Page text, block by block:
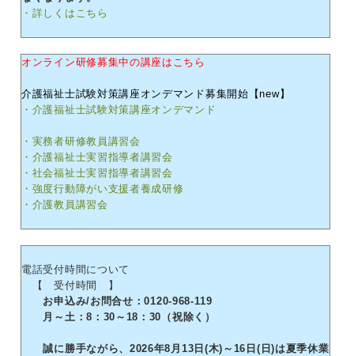
・詳しくはこちら
オンライン研修募集中の講座はこちら
介護福祉士試験対策講座オンデマンド募集開始【new】
・介護福祉士試験対策講座オンデマンド
・実務者研修教員講習会
・介護福祉士実習指導者講習会
・社会福祉士実習指導者講習会
・強度行動障がい支援者養成研修
・介護教員講習会
電話受付時間について
【 受付時間 】
お申込み/お問合せ：0120-968-119
月～土：8：30～18：30（祝除く）
誠に勝手ながら、2026年8月13日(木)～16日(日)は夏季休業